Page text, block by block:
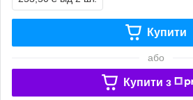
Купити
або
Купити з